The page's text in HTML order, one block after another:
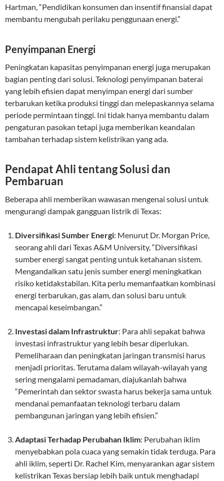
Hartman, “Pendidikan konsumen dan insentif finansial dapat
membantu mengubah perilaku penggunaan energi.”
Penyimpanan Energi
Peningkatan kapasitas penyimpanan energi juga merupakan
bagian penting dari solusi. Teknologi penyimpanan baterai
yang lebih efisien dapat menyimpan energi dari sumber
terbarukan ketika produksi tinggi dan melepaskannya selama
periode permintaan tinggi. Ini tidak hanya membantu dalam
pengaturan pasokan tetapi juga memberikan keandalan
tambahan terhadap sistem kelistrikan yang ada.
Pendapat Ahli tentang Solusi dan
Pembaruan
Beberapa ahli memberikan wawasan mengenai solusi untuk
mengurangi dampak gangguan listrik di Texas:
Diversifikasi Sumber Energi: Menurut Dr. Morgan Price,
seorang ahli dari Texas A&M University, “Diversifikasi
sumber energi sangat penting untuk ketahanan sistem.
Mengandalkan satu jenis sumber energi meningkatkan
risiko ketidakstabilan. Kita perlu memanfaatkan kombinasi
energi terbarukan, gas alam, dan solusi baru untuk
mencapai keseimbangan.”
Investasi dalam Infrastruktur: Para ahli sepakat bahwa
investasi infrastruktur yang lebih besar diperlukan.
Pemeliharaan dan peningkatan jaringan transmisi harus
menjadi prioritas. Terutama dalam wilayah-wilayah yang
sering mengalami pemadaman, diajukanlah bahwa
“Pemerintah dan sektor swasta harus bekerja sama untuk
mendanai pemanfaatan teknologi terbaru dalam
pembangunan jaringan yang lebih efisien.”
Adaptasi Terhadap Perubahan Iklim: Perubahan iklim
menyebabkan pola cuaca yang semakin tidak terduga. Para
ahli iklim, seperti Dr. Rachel Kim, menyarankan agar sistem
kelistrikan Texas bersiap lebih baik untuk menghadapi